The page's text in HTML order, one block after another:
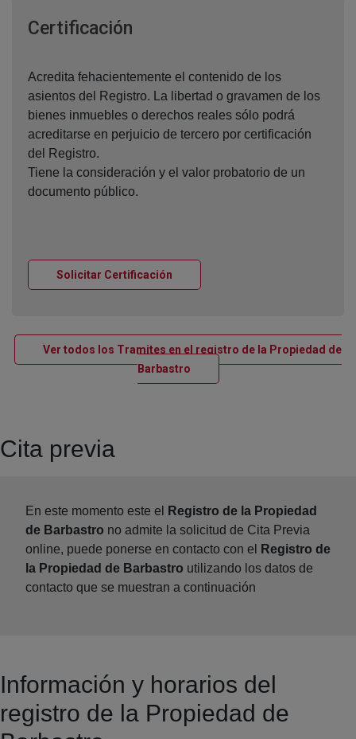
Certificación
Acredita fehacientemente el contenido de los
asientos del Registro. La libertad o gravamen de los
bienes inmuebles o derechos reales sólo podrá
acreditarse en perjuicio de tercero por certificación
del Registro.
Tiene la consideración y el valor probatorio de un
documento público.
Solicitar Certificación
Ver todos los Tramites en el registro de la Propiedad de
BarbastroVentana nueva
Cita previa
En este momento este el
Registro de la Propiedad
de Barbastro no admite la solicitud de Cita Previa
online, puede ponerse en contacto con el
Registro de
la Propiedad de Barbastro utilizando los datos de
contacto que se muestran a continuación
Información y horarios del
registro de la Propiedad de